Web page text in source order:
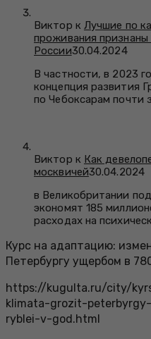
Виктор к Лучшие по
проживания признаны
России30.04.2024
В частности, в 2023
концепция развития
по Чебоксарам почти
Виктор к Как
москвичей30.04.2024
в Великобритании
экономят 185
расходах на
Курс на адаптацию:
Петербургу ущербом в
https://kugulta.ru/city/
klimata-grozit-
ryblei-v-god.html